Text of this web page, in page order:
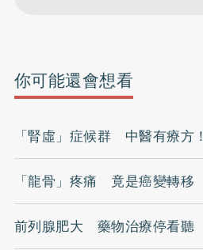
你可能還會想看
「腎虛」症候群 中醫有療方！
「龍骨」疼痛 竟是癌變轉移
前列腺肥大 藥物治療停看聽